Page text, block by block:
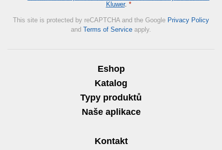
Kluwer. *
This site is protected by reCAPTCHA and the Google Privacy Policy
and Terms of Service apply.
Eshop
Katalog
Typy produktů
Naše aplikace
Kontakt